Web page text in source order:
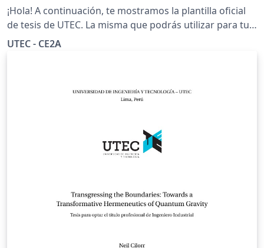
¡Hola! A continuación, te mostramos la plantilla oficial
de tesis de UTEC. La misma que podrás utilizar para tu
UTEC - CE2A